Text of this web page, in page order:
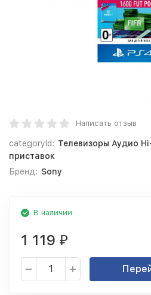
Написать отзыв
categoryId: Телевизоры Аудио
приставок
Бренд: Sony
В наличии
1 119 ₽